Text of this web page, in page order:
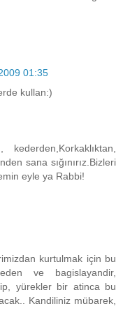
01:35
kullan:)
sana sığınırız.Bizleri
eyle ya Rabbi!
kurtulmak için bu
ve bagislayandir,
yürekler bir atinca bu
Kandiliniz mübarek,